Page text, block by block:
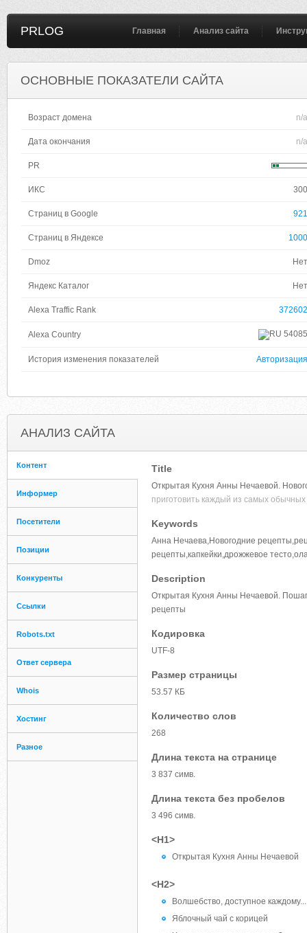
PRLOG Главная Анализ сайта
ОСНОВНЫЕ ПОКАЗАТЕЛИ САЙТА
Возраст домена n/a
Дата окончания n/a
PR
ИКС 300
Страниц в Google 921
Страниц в Яндексе 1000
Dmoz Нет
Яндекс Каталог Нет
Alexa Traffic Rank 372602
Alexa Country 54085
История изменения показателей Авторизация
АНАЛИЗ САЙТА
Контент
Информер
Посетители
Позиции
Конкуренты
Ссылки
Robots.txt
Ответ сервера
Whois
Хостинг
Разное
Title
Открытая Кухня Анны Нечаевой.
приготовить каждый из самых обычных
Keywords
Анна Нечаева,Новогодние
рецепты,капкейки,дрожжевое
Description
Открытая Кухня Анны Нечаевой.
рецепты
Кодировка
UTF-8
Размер страницы
53.57 КБ
Количество слов
268
Длина текста на странице
3 837 симв.
Длина текста без пробелов
3 496 симв.
<H1>
Открытая Кухня Анны Нечаевой
<H2>
Волшебство, доступное каждому...
Яблочный чай с корицей